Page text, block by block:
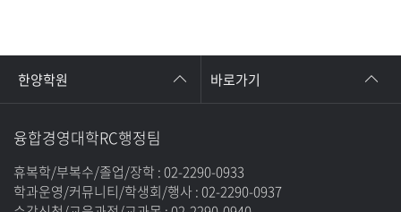
한양학원 바로가기
융합경영대학RC행정팀
휴복학/부복수/졸업/장학 : 02-2290-0933
학과운영/커뮤니티/학생회/행사 : 02-2290-0937